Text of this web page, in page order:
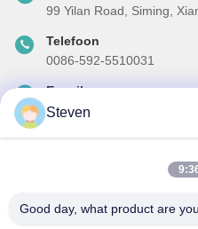
99 Yilan Road, Siming,
Telefoon
0086-592-5510031
E-mail
steven@winley-electric.com
Abonneer u op onze
Steven
Good day, what product are